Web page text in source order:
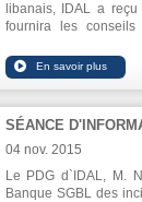
libanais, IDAL a
fournira les
La délégation était
Georges Portugal
Noisad Hodiwala du
SÉANCE
04 nov. 2015
Le PDG d`IDAL, M.
Banque SGBL des